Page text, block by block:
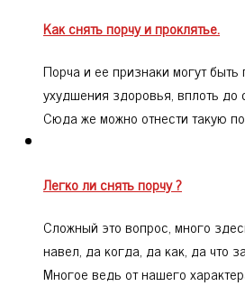
Как снять порчу и проклятье.
Порча и ее признаки могут
ухудшения здоровья, вплоть до
Сюда же можно отнести такую
Легко ли снять порчу ?
Сложный это вопрос, много
навел, да когда, да как, да что
Многое ведь от нашего